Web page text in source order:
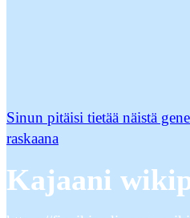
Sinun pitäisi tietää näistä
raskaana
Kajaani